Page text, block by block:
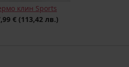
клин Sports
€ (113,42 лв.)